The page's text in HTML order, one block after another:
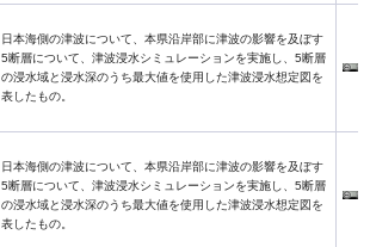
日本海側の津波について、本県沿岸部に津波の影響を及ぼす
5断層について、津波浸水シミュレーションを実施し、5断層
の浸水域と浸水深のうち最大値を使用した津波浸水想定図を
表したもの。
日本海側の津波について、本県沿岸部に津波の影響を及ぼす
5断層について、津波浸水シミュレーションを実施し、5断層
の浸水域と浸水深のうち最大値を使用した津波浸水想定図を
表したもの。